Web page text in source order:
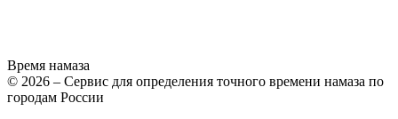
Время намаза
© 2026 – Сервис для определения точного времени намаза по
городам России